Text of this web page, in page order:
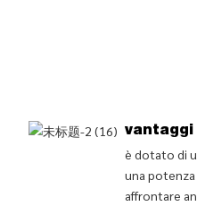
è dotato di
una
affrontare